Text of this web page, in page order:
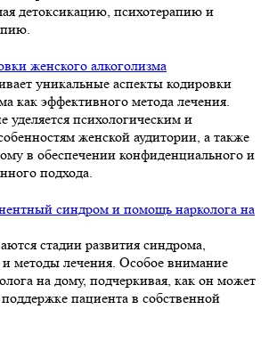
детоксикацию, психотерапию и
женского алкоголизма
уникальные аспекты кодировки
как эффективного метода лечения.
уделяется психологическим и
женской аудитории, а также
в обеспечении конфиденциального и
подхода.
синдром и помощь нарколога на
стадии развития синдрома,
методы лечения. Особое внимание
на дому, подчеркивая, как он может
пациента в собственной